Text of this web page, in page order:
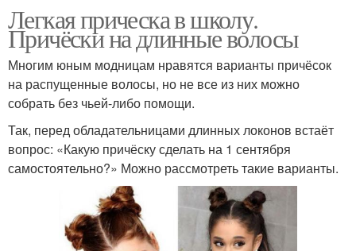
Легкая прическа в школу.
Причёски на длинные волосы
Многим юным модницам нравятся варианты причёсок
на распущенные волосы, но не все из них можно
собрать без чьей-либо помощи.
Так, перед обладательницами длинных локонов встаёт
вопрос: «Какую причёску сделать на 1 сентября
самостоятельно?» Можно рассмотреть такие варианты.